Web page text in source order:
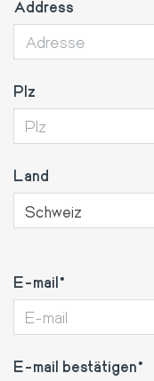
Address
Plz
Land
Schweiz
mail
E-mail
E-mail bestätigen